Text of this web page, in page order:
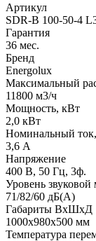
Артикул
SDR-B 100-50-4
Гарантия
36 мес.
Бренд
Energolux
Максимальный
11800 м3/ч
Мощность, кВт
2,0 кВт
Номинальный
3,6 А
Напряжение
400 В, 50 Гц, 3ф.
Уровень
71/82/60 дБ(А)
Габариты ВхШхД
1000x980x500 мм
Температура